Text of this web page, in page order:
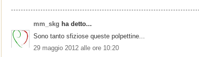
mm_skg ha detto...
Sono tanto sfiziose queste polpettine...
29 maggio 2012 alle ore 10:20